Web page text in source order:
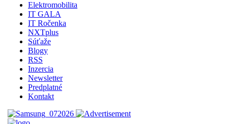
Elektromobilita
IT GALA
IT Ročenka
NXTplus
Súťaže
Blogy
RSS
Inzercia
Newsletter
Predplatné
Kontakt